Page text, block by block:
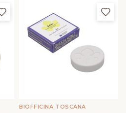
Добави в любими
BIOFFICINA TOSCANA